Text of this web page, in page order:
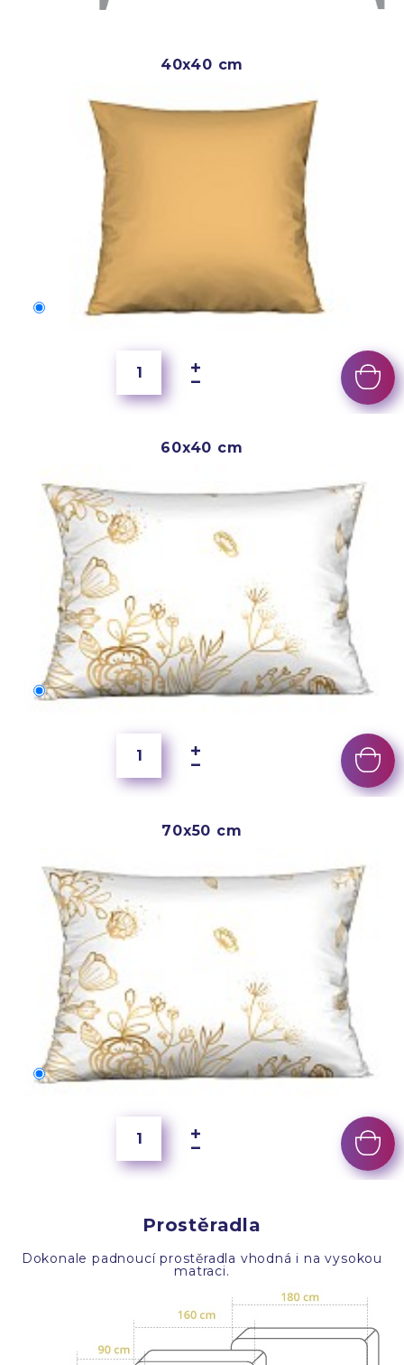
40x40 cm
40x40 cm
60x40 cm
60x40 cm
70x50 cm
70x50 cm
Prostěradla
Dokonale padnoucí prostěradla vhodná i na vysokou
matraci.